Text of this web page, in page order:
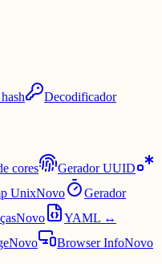
Decodificador
cores
Gerador UUID
UnixNovo
Gerador
Novo
YAML ↔
Novo Browser InfoNovo